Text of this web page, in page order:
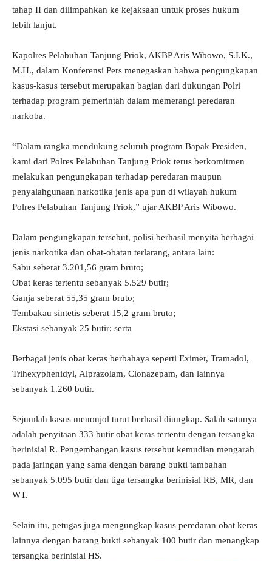
tahap II dan dilimpahkan ke kejaksaan untuk proses hukum
lebih lanjut.
Kapolres Pelabuhan Tanjung Priok, AKBP Aris Wibowo, S.I.K.,
M.H., dalam Konferensi Pers menegaskan bahwa pengungkapan
kasus-kasus tersebut merupakan bagian dari dukungan Polri
terhadap program pemerintah dalam memerangi peredaran
narkoba.
“Dalam rangka mendukung seluruh program Bapak Presiden,
kami dari Polres Pelabuhan Tanjung Priok terus berkomitmen
melakukan pengungkapan terhadap peredaran maupun
penyalahgunaan narkotika jenis apa pun di wilayah hukum
Polres Pelabuhan Tanjung Priok,” ujar AKBP Aris Wibowo.
Dalam pengungkapan tersebut, polisi berhasil menyita berbagai
jenis narkotika dan obat-obatan terlarang, antara lain:
Sabu seberat 3.201,56 gram bruto;
Obat keras tertentu sebanyak 5.529 butir;
Ganja seberat 55,35 gram bruto;
Tembakau sintetis seberat 15,2 gram bruto;
Ekstasi sebanyak 25 butir; serta
Berbagai jenis obat keras berbahaya seperti Eximer, Tramadol,
Trihexyphenidyl, Alprazolam, Clonazepam, dan lainnya
sebanyak 1.260 butir.
Sejumlah kasus menonjol turut berhasil diungkap. Salah satunya
adalah penyitaan 333 butir obat keras tertentu dengan tersangka
berinisial R. Pengembangan kasus tersebut kemudian mengarah
pada jaringan yang sama dengan barang bukti tambahan
sebanyak 5.095 butir dan tiga tersangka berinisial RB, MR, dan
WT.
Selain itu, petugas juga mengungkap kasus peredaran obat keras
lainnya dengan barang bukti sebanyak 100 butir dan menangkap
tersangka berinisial HS.